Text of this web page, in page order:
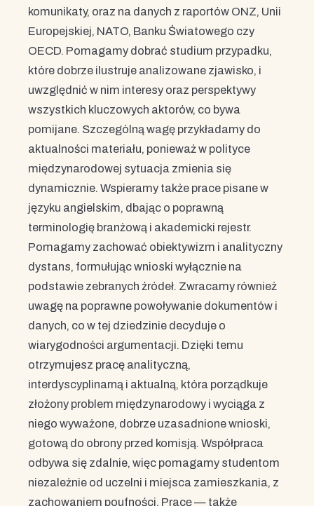
komunikaty, oraz na danych z raportów ONZ, Unii
Europejskiej, NATO, Banku Światowego czy
OECD. Pomagamy dobrać studium przypadku,
które dobrze ilustruje analizowane zjawisko, i
uwzględnić w nim interesy oraz perspektywy
wszystkich kluczowych aktorów, co bywa
pomijane. Szczególną wagę przykładamy do
aktualności materiału, ponieważ w polityce
międzynarodowej sytuacja zmienia się
dynamicznie. Wspieramy także prace pisane w
języku angielskim, dbając o poprawną
terminologię branżową i akademicki rejestr.
Pomagamy zachować obiektywizm i analityczny
dystans, formułując wnioski wyłącznie na
podstawie zebranych źródeł. Zwracamy również
uwagę na poprawne powoływanie dokumentów i
danych, co w tej dziedzinie decyduje o
wiarygodności argumentacji. Dzięki temu
otrzymujesz pracę analityczną,
interdyscyplinarną i aktualną, która porządkuje
złożony problem międzynarodowy i wyciąga z
niego wyważone, dobrze uzasadnione wnioski,
gotową do obrony przed komisją. Współpraca
odbywa się zdalnie, więc pomagamy studentom
niezależnie od uczelni i miejsca zamieszkania, z
zachowaniem poufności. Pracę — także